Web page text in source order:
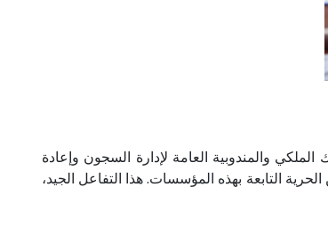
والمندوبية العامة لإدارة السجون وإعادة
التابعة بهذه المؤسسات. هذا التفاعل الجيد،